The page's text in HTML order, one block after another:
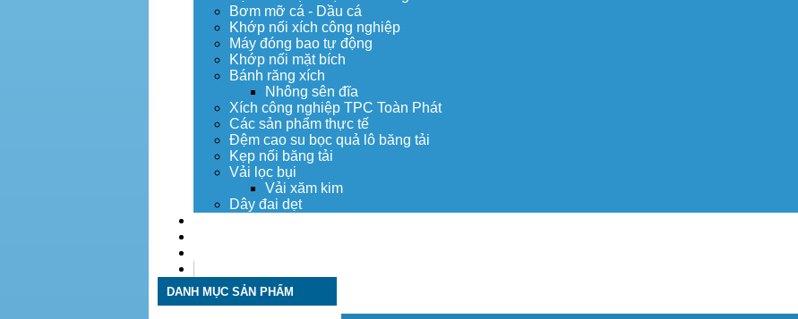
Bơm mỡ cá - Dầu cá
Khớp nối xích công nghiệp
Máy đóng bao tự động
Khớp nối mặt bích
Bánh răng xích
Nhông sên đĩa
Xích công nghiệp TPC Toàn Phát
Các sản phẩm thực tế
Đệm cao su bọc quả lô băng tải
Kẹp nối băng tải
Vải lọc bụi
Vải xăm kim
Dây đai dẹt
DANH MỤC SẢN PHẨM